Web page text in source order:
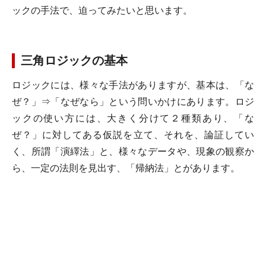
ックの手法で、迫ってみたいと思います。
三角ロジックの基本
ロジックには、様々な手法がありますが、基本は、「な
ぜ？」 ⇒「なぜなら」という問いかけにあります。ロジ
ックの使い方には、大きく分けて２種類あり、「な
ぜ？」に対してある仮説を立て、それを、論証してい
く、所謂「演繹法」と、様々なデータや、現象の観察か
ら、一定の法則を見出す、「帰納法」とがあります。